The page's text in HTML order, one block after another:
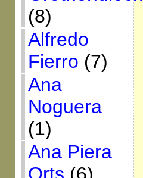
(8)
Alfredo
Fierro (7)
Ana
Noguera
(1)
Ana Piera